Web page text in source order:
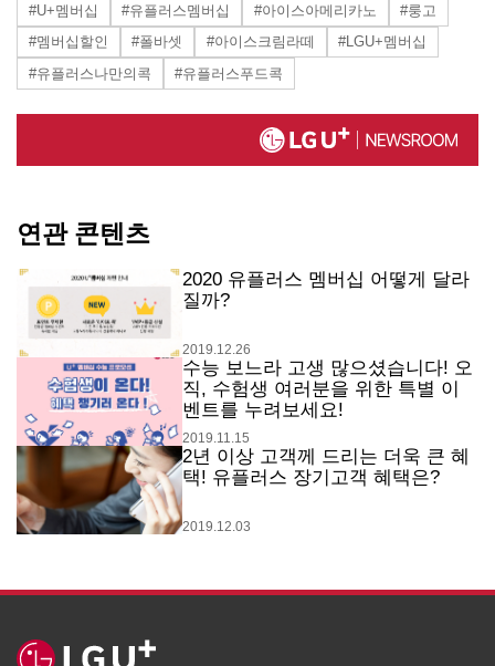
#U+멤버십 #유플러스멤버십 #아이스아메리카노
#룽고
#멤버십할인
#폴바셋 #아이스크림라떼
#LGU+멤버십
#유플러스나만의콕
#유플러스푸드콕
연관 콘텐츠
2020 유플러스 멤버십 어떻게 달라
질까?
2019.12.26
수능 보느라 고생 많으셨습니다! 오
직, 수험생 여러분을 위한 특별 이
벤트를 누려보세요!
2019.11.15
2년 이상 고객께 드리는 더욱 큰 혜
택! 유플러스 장기고객 혜택은?
2019.12.03